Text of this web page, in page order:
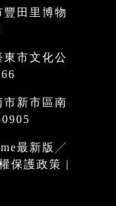
田里博物
市文化公
新市區南
最新版╱
保護政策 |